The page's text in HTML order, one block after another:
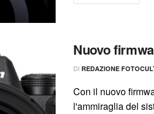
Nuovo
DI REDAZIONE
Con il nuovo
l'ammiraglia del